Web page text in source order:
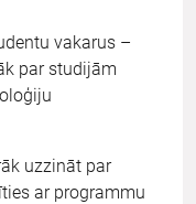
vakarus –
par studijām
uzzināt par
ar programmu